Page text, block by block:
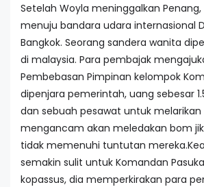
Setelah Woyla meninggalkan
menuju bandara udara internasional
Bangkok. Seorang sandera wanita
di malaysia. Para pembajak
Pembebasan Pimpinan kelompok
dipenjara pemerintah, uang sebesar
dan sebuah pesawat untuk melarikan
mengancam akan meledakan bom
tidak memenuhi tuntutan
semakin sulit untuk Komandan
kopassus, dia memperkirakan para